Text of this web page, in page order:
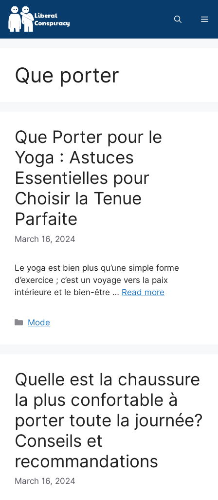
Skip
content
Que porter
Que Porter pour le
Yoga : Astuces
Essentielles pour
Choisir la Tenue
Parfaite
March 16, 2024
Le yoga est bien plus qu’une simple forme
d’exercice ; c’est un voyage vers la paix
intérieure et le bien-être … Read more
Categories
Mode
Quelle est la chaussure
la plus confortable à
porter toute la journée?
Conseils et
recommandations
March 16, 2024